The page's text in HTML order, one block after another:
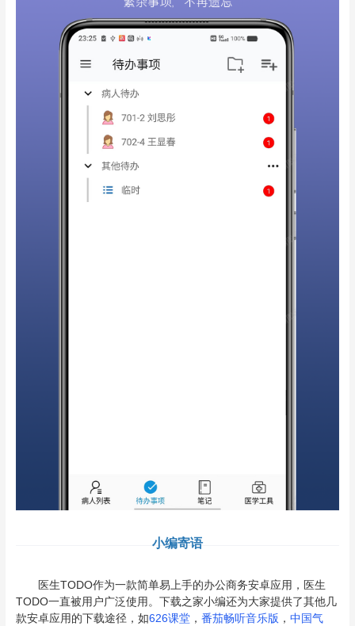
小编寄语
医生TODO作为一款简单易上手的办公商务安卓应用，医生
TODO一直被用户广泛使用。下载之家小编还为大家提供了其他几
款安卓应用的下载途径，如626课堂， 番茄畅听音乐版 ， 中国气